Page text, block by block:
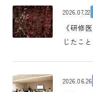
2026.07.22
《研修
じたこ
2026.06.26